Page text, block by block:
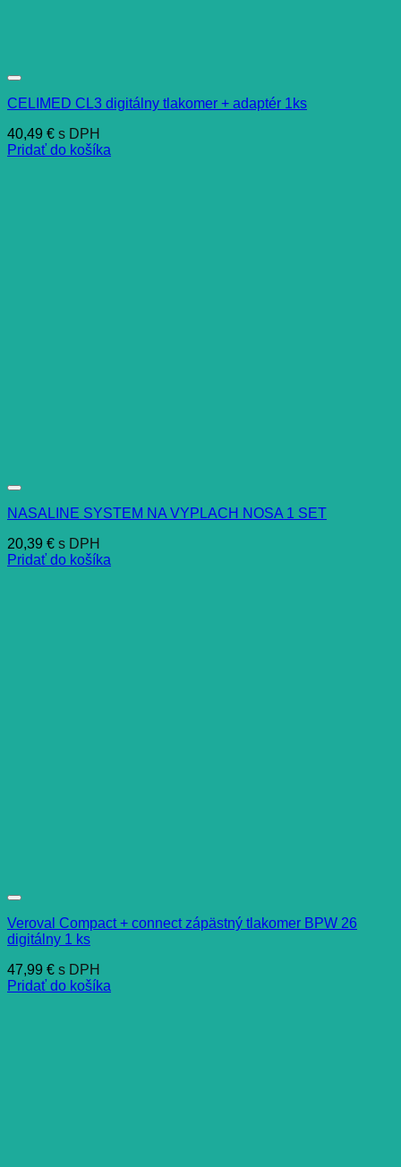
CELIMED CL3 digitálny tlakomer + adaptér 1ks
40,49 € s DPH
Pridať do košíka
NASALINE SYSTEM NA VYPLACH NOSA 1 SET
20,39 € s DPH
Pridať do košíka
Veroval Compact + connect zápästný tlakomer BPW 26
digitálny 1 ks
47,99 € s DPH
Pridať do košíka